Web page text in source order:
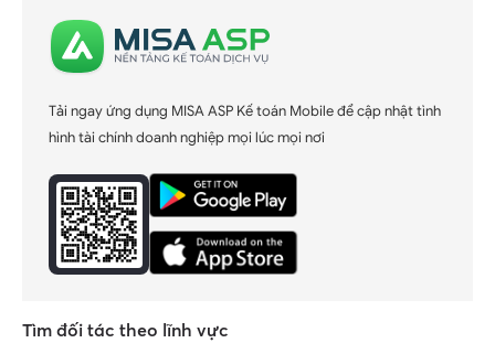
Tải ngay ứng dụng MISA ASP Kế toán Mobile để cập nhật tình
hình tài chính doanh nghiệp mọi lúc mọi nơi
Tìm đối tác theo lĩnh vực